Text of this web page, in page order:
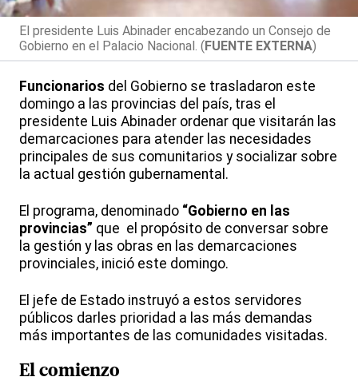
El presidente Luis Abinader encabezando un Consejo de
Gobierno en el Palacio Nacional. (FUENTE EXTERNA)
Funcionarios del Gobierno se trasladaron este
domingo a las provincias del país, tras el
presidente Luis Abinader ordenar que visitarán las
demarcaciones para atender las necesidades
principales de sus comunitarios y socializar sobre
la actual gestión gubernamental.
El programa, denominado “Gobierno en las
provincias” que el propósito de conversar sobre
la gestión y las obras en las demarcaciones
provinciales, inició este domingo.
El jefe de Estado instruyó a estos servidores
públicos darles prioridad a las más demandas
más importantes de las comunidades visitadas.
El comienzo